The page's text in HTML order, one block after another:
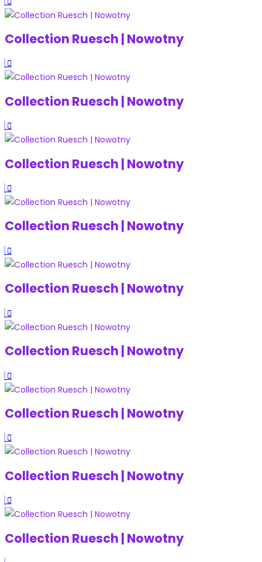
Collection Ruesch | Nowotny
Collection Ruesch | Nowotny
Collection Ruesch | Nowotny
Collection Ruesch | Nowotny
Collection Ruesch | Nowotny
Collection Ruesch | Nowotny
Collection Ruesch | Nowotny
Collection Ruesch | Nowotny
Collection Ruesch | Nowotny